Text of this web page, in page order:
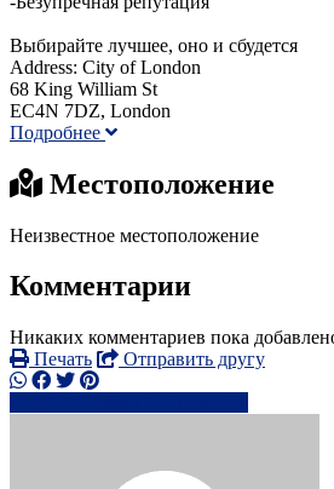
Выбирайте лучшее, оно и сбудется
Address: City of London
68 King William St
EC4N 7DZ, London
Подробнее
Местоположение
Неизвестное местоположение
Комментарии
Никаких комментариев пока
Печать
Отправить другу